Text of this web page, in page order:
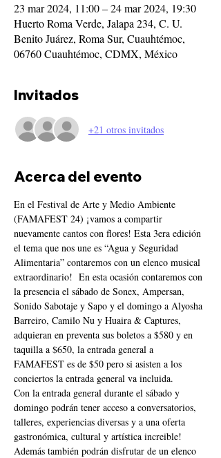
23 mar 2024, 11:00 – 24 mar 2024, 19:30
Huerto Roma Verde, Jalapa 234, C. U.
Benito Juárez, Roma Sur, Cuauhtémoc,
06760 Cuauhtémoc, CDMX, México
Invitados
+21 otros invitados
Acerca del evento
En el Festival de Arte y Medio Ambiente
(FAMAFEST 24) ¡vamos a compartir
nuevamente cantos con flores! Esta 3era edición
el tema que nos une es “Agua y Seguridad
Alimentaria” contaremos con un elenco musical
extraordinario!  En esta ocasión contaremos con
la presencia el sábado de Sonex, Ampersan,
Sonido Sabotaje y Sapo y el domingo a Alyosha
Barreiro, Camilo Nu y Huaira & Captures,
adquieran en preventa sus boletos a $580 y en
taquilla a $650, la entrada general a
FAMAFEST es de $50 pero si asisten a los
conciertos la entrada general va incluida.
Con la entrada general durante el sábado y
domingo podrán tener acceso a conversatorios,
talleres, experiencias diversas y a una oferta
gastronómica, cultural y artística increible!
Además también podrán disfrutar de un elenco